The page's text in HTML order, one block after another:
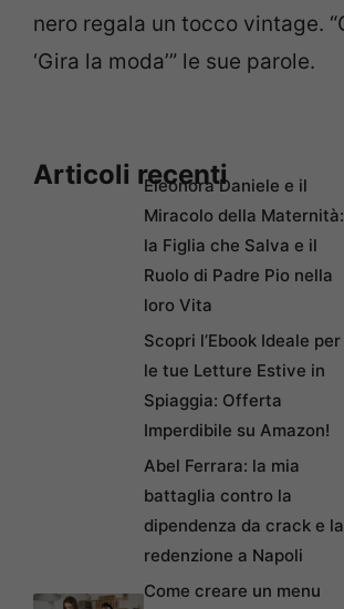
nero regala un tocco vintage.
‘Gira la moda’” le sue parole.
Articoli recentiEleonora Daniele e il
Miracolo della Maternità:
la Figlia che Salva e il
Ruolo di Padre Pio nella
loro Vita
Scopri l’Ebook Ideale per
le tue Letture Estive in
Spiaggia: Offerta
Imperdibile su Amazon!
Abel Ferrara: la mia
battaglia contro la
dipendenza da crack e la
redenzione a Napoli
Come creare un menu